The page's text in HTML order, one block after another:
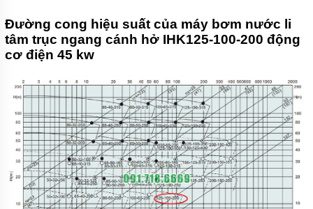
Đường cong hiệu suất của máy bơm nước li
tâm trục ngang cánh hở IHK125-100-200 động
cơ điện 45 kw